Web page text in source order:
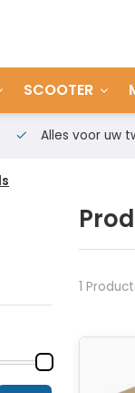
SCOOTER
Alles voor uw
1